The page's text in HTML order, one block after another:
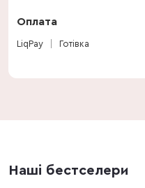
Оплата
LiqPay Готівка
Наші бестселери